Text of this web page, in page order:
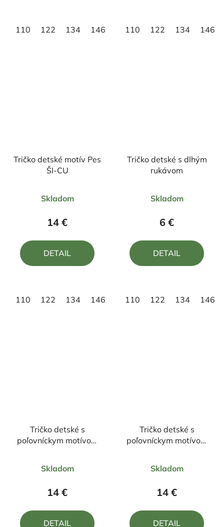
110 122 134 146 158110 122 134 146
Tričko detské motív Pes
ŠI-CU
hodnotenie
produktu
5,0
z
Skladom
14 €
DETAIL
110 122 134 146 158
Tričko detské s dlhým
rukávom
hodnotenie
produktu
4,0
z
Skladom
6 €
DETAIL
110 122 134 146
Tričko detské s
poľovníckym motívom
hodnotenie
produktu
5,0
Skladom
14 €
DETAIL
Tričko detské s
poľovníckym motívom
hodnotenie
produktu
5,0
Skladom
14 €
DETAIL